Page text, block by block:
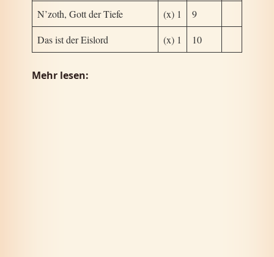
N’zoth, Gott der Tiefe (x) 1
9
Das ist der Eislord
(x) 1 10
Mehr lesen: